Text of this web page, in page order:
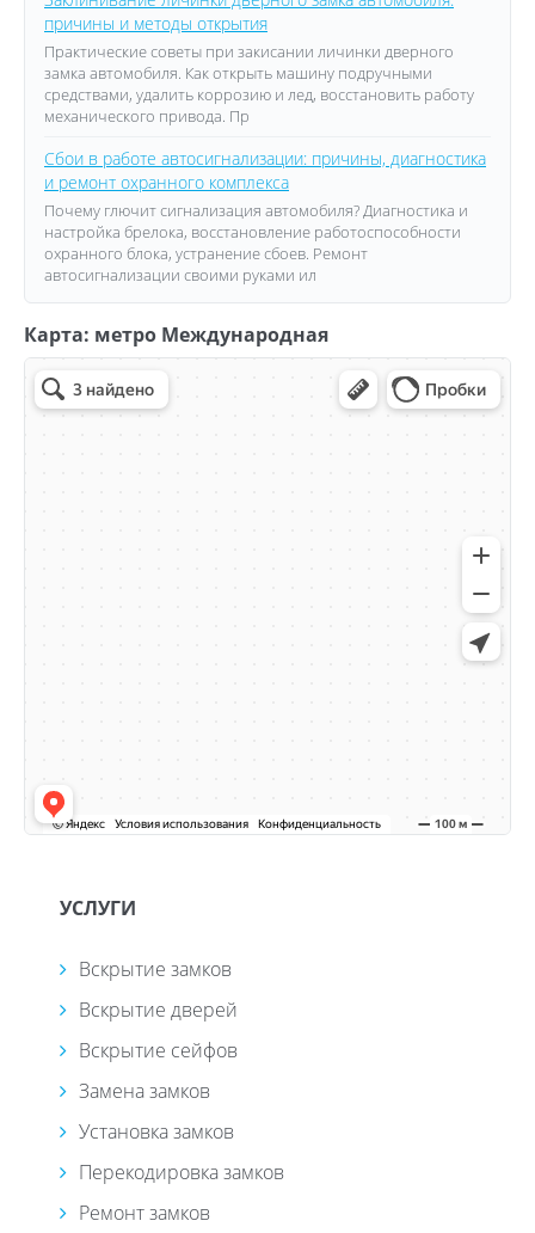
причины и методы открытия
Практические советы при закисании личинки дверного
замка автомобиля. Как открыть машину подручными
средствами, удалить коррозию и лед, восстановить работу
механического привода. Пр
Сбои в работе автосигнализации: причины, диагностика
и ремонт охранного комплекса
Почему глючит сигнализация автомобиля? Диагностика и
настройка брелока, восстановление работоспособности
охранного блока, устранение сбоев. Ремонт
автосигнализации своими руками ил
Карта: метро Международная
УСЛУГИ
Вскрытие замков
Вскрытие дверей
Вскрытие сейфов
Замена замков
Установка замков
Перекодировка замков
Ремонт замков